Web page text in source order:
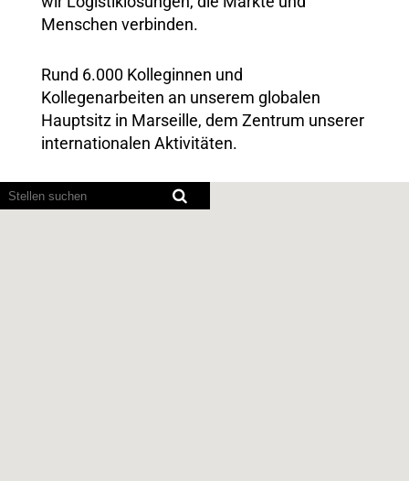
Menschen verbinden.
Rund 6.000 Kolleginnen und
Kollegenarbeiten an unserem globalen
Hauptsitz in Marseille, dem Zentrum unserer
internationalen Aktivitäten.
Bildschirmausleseprogramme
können